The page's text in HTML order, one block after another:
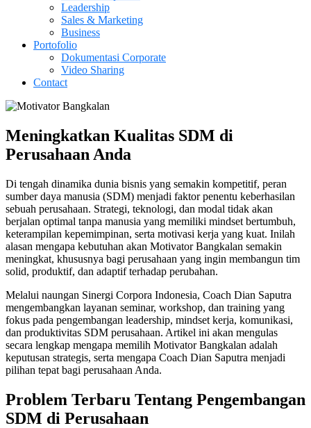
Leadership
Sales & Marketing
Business
Portofolio
Dokumentasi Corporate
Video Sharing
Contact
Meningkatkan Kualitas SDM di
Perusahaan Anda
Di tengah dinamika dunia bisnis yang semakin kompetitif, peran
sumber daya manusia (SDM) menjadi faktor penentu keberhasilan
sebuah perusahaan. Strategi, teknologi, dan modal tidak akan
berjalan optimal tanpa manusia yang memiliki mindset bertumbuh,
keterampilan kepemimpinan, serta motivasi kerja yang kuat. Inilah
alasan mengapa kebutuhan akan Motivator Bangkalan semakin
meningkat, khususnya bagi perusahaan yang ingin membangun tim
solid, produktif, dan adaptif terhadap perubahan.
Melalui naungan Sinergi Corpora Indonesia, Coach Dian Saputra
mengembangkan layanan seminar, workshop, dan training yang
fokus pada pengembangan leadership, mindset kerja, komunikasi,
dan produktivitas SDM perusahaan. Artikel ini akan mengulas
secara lengkap mengapa memilih Motivator Bangkalan adalah
keputusan strategis, serta mengapa Coach Dian Saputra menjadi
pilihan tepat bagi perusahaan Anda.
Problem Terbaru Tentang Pengembangan
SDM di Perusahaan